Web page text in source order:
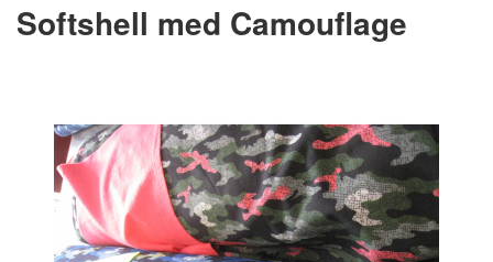
Softshell med Camouflage